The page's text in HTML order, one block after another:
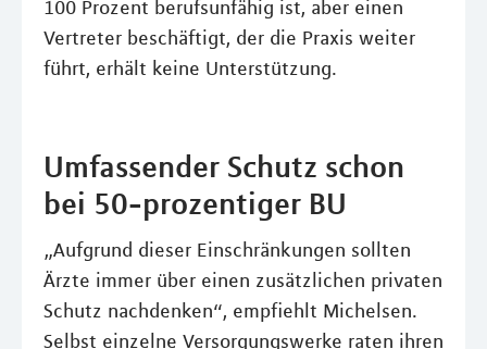
100 Prozent berufsunfähig ist, aber einen
Vertreter beschäftigt, der die Praxis weiter
führt, erhält keine Unterstützung.
Umfassender Schutz schon
bei 50-prozentiger BU
„Aufgrund dieser Einschränkungen sollten
Ärzte immer über einen zusätzlichen privaten
Schutz nachdenken“, empfiehlt Michelsen.
Selbst einzelne Versorgungswerke raten ihren